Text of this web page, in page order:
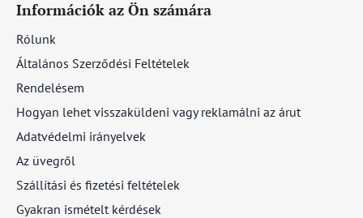
Információk az Ön számára
Rólunk
Általános Szerződési Feltételek
Rendelésem
Hogyan lehet visszaküldeni vagy reklamálni az árut
Adatvédelmi irányelvek
Az üvegről
Szállítási és fizetési feltételek
Gyakran ismételt kérdések